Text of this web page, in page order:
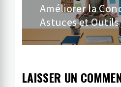
Article
suivant:
Améliorer la
Astuces et Outils
LAISSER UN